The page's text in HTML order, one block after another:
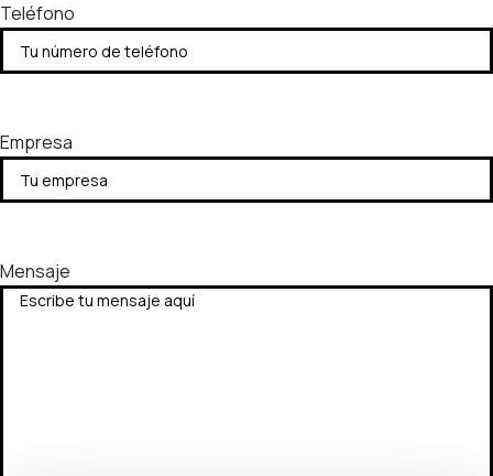
Teléfono
Empresa
Mensaje